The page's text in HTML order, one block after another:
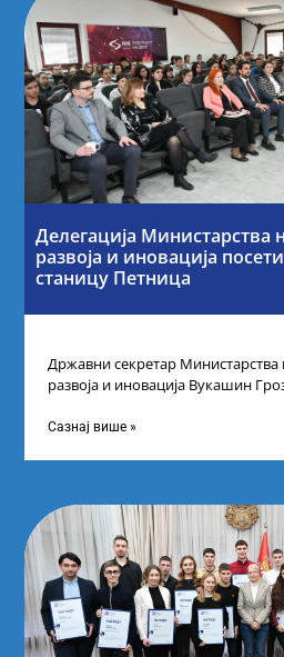
Делегација Министарства
развоја и иновација
станицу Петница
Државни секретар Министарства
развоја и иновација Вукашин
промоцију
Сазнај више »